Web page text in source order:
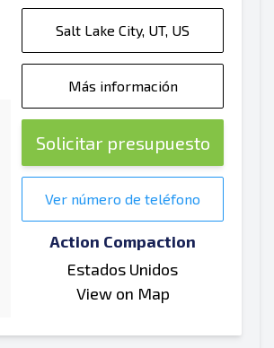
Salt Lake City, UT, US
Más información
Solicitar presupuesto
Ver número de teléfono
Action Compaction
Estados Unidos
View on Map